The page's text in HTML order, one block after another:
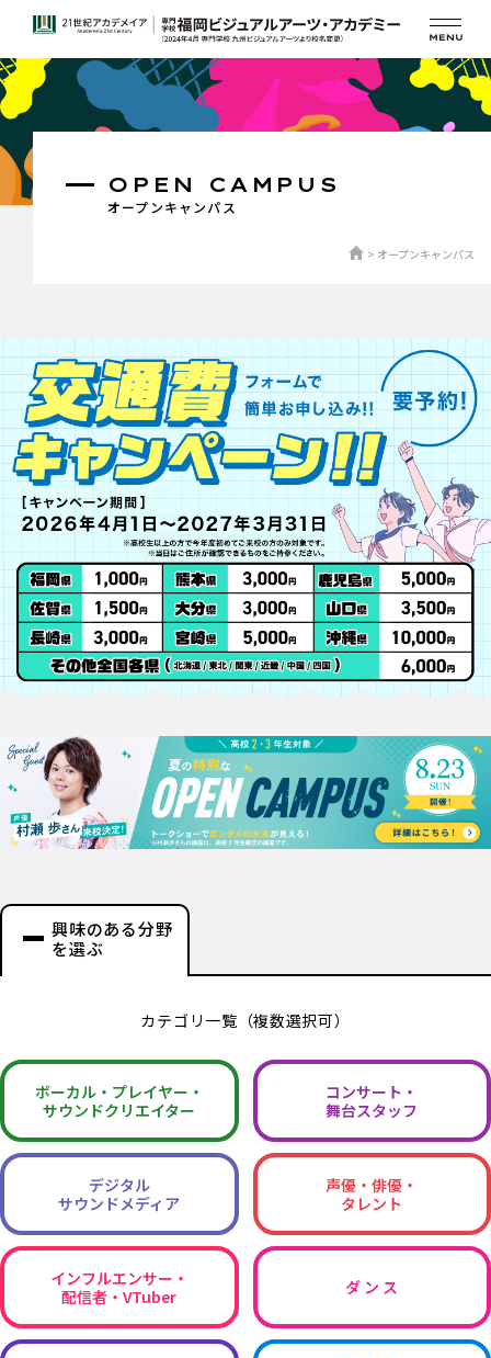
オープンキャンパス
OPEN CAMPUS
オープンキャンパス
興味のある分野
を選ぶ
カテゴリ一覧（複数選択可）
ボーカル・ プレイヤー・
サウンドクリエイター
コンサート・
舞台スタッフ
デジタル
サウンドメディア
声優・俳優・
タレント
インフルエンサー・
配信者・VTuber
ダ ン ス